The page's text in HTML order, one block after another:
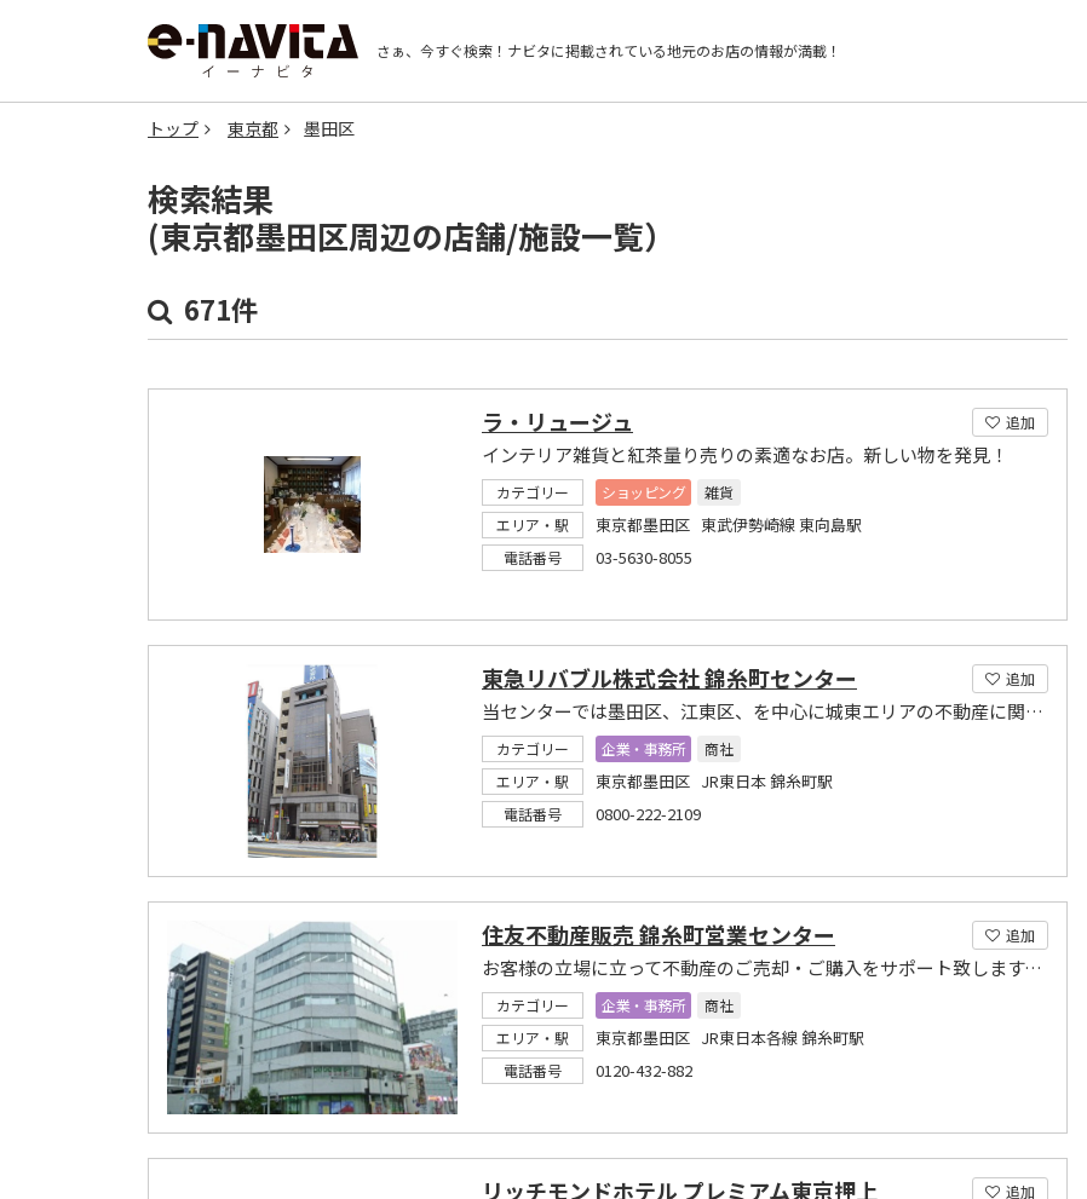
さぁ、今すぐ検索！ ナビタに掲載されている地元のお店の情報が満載！
トップ 東京都 墨田区
検索結果
(東京都墨田区周辺の店舗/施設一覧）
671件
追加
ラ・リュージュ
インテリア雑貨と紅茶量り売りの素適なお店。新しい物を発見！
カテゴリー ショッピング
雑貨
エリア・駅
東京都墨田区 東武伊勢崎線 東向島駅
電話番号 03-5630-8055
追加
東急リバブル株式会社 錦糸町センター
当センターでは墨田区、江東区、を中心に城東エリアの不動産に関するご相談を承っております。
カテゴリー 企業・事務所
商社
エリア・駅
東京都墨田区 JR東日本 錦糸町駅
電話番号 0800-222-2109
追加
住友不動産販売 錦糸町営業センター
お客様の立場に立って不動産のご売却・ご購入をサポート致します。どうぞお気軽にご相談下さい。
カテゴリー 企業・事務所
商社
エリア・駅
東京都墨田区 JR東日本各線 錦糸町駅
電話番号 0120-432-882
追加
リッチモンドホテル プレミアム東京押上